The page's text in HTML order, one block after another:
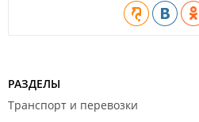
РАЗДЕЛЫ
Транспорт и перевозки